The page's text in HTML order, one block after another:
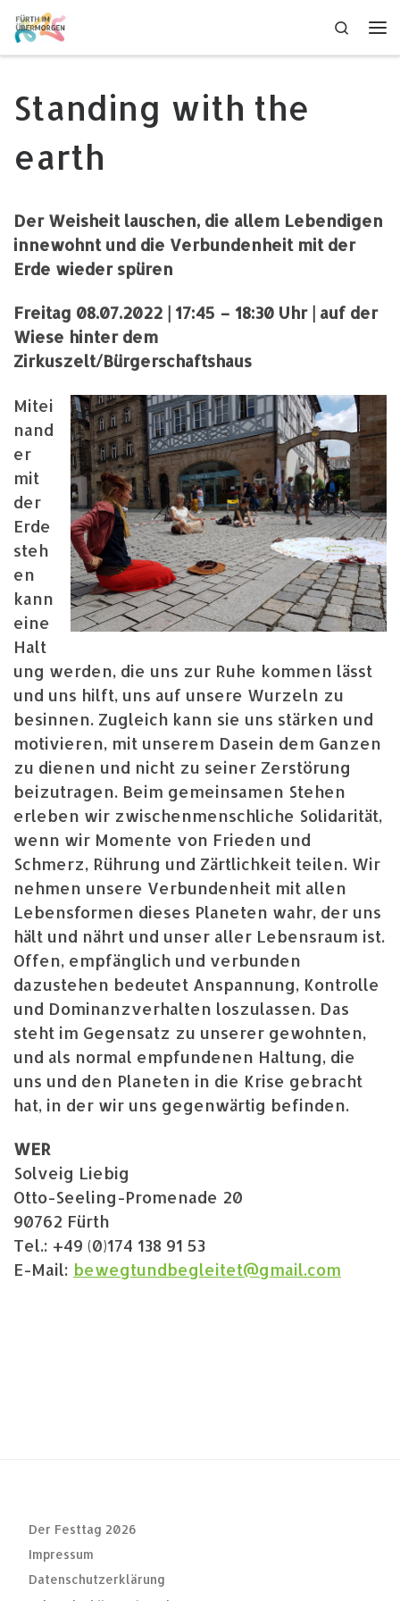
Zum Inhalt springen
Search
Standing with the
earth
Der Weisheit lauschen, die allem Lebendigen
innewohnt und die Verbundenheit mit der
Erde wieder spüren
Freitag 08.07.2022 | 17:45 – 18:30 Uhr | auf der
Wiese hinter dem
Zirkuszelt/Bürgerschaftshaus
Mitei
nand
er
mit
der
Erde
steh
en
kann
eine
Halt
ung werden, die uns zur Ruhe kommen lässt
und uns hilft, uns auf unsere Wurzeln zu
besinnen. Zugleich kann sie uns stärken und
motivieren, mit unserem Dasein dem Ganzen
zu dienen und nicht zu seiner Zerstörung
beizutragen. Beim gemeinsamen Stehen
erleben wir zwischenmenschliche Solidarität,
wenn wir Momente von Frieden und
Schmerz, Rührung und Zärtlichkeit teilen. Wir
nehmen unsere Verbundenheit mit allen
Lebensformen dieses Planeten wahr, der uns
hält und nährt und unser aller Lebensraum ist.
Offen, empfänglich und verbunden
dazustehen bedeutet Anspannung, Kontrolle
und Dominanzverhalten loszulassen. Das
steht im Gegensatz zu unserer gewohnten,
und als normal empfundenen Haltung, die
uns und den Planeten in die Krise gebracht
hat, in der wir uns gegenwärtig befinden.
WER
Solveig Liebig
Otto-Seeling-Promenade 20
90762 Fürth
Tel.: +49 (0)174 138 91 53
E-Mail: bewegtundbegleitet@gmail.com
Der Festtag 2026
Impressum
Datenschutzerklärung